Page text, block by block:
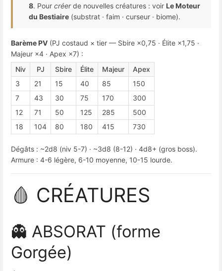
8. Pour créerde nouvelles créatures : voir Le Moteur
du Bestiaire (substrat · faim · curseur · biome).
Barème PV (PJ costaud × tier — Sbire ×0,75 · Élite ×1,75 ·
Majeur ×4 · Apex ×7) :
Niv
PJ Sbire Élite Majeur
Apex
3
21 15 40 85
150
7
43 30 75 170
300
12
71 50 125 285
500
18
104 80 180 415 730
Dégâts : ~2d8 (niv 5-7) · ~3d8 (8-12) · 4d8+ (gros boss).
Armure : 4-6 légère, 6-10 moyenne, 10-15 lourde.
🩸 CRÉATURES
👻 ABSORAT (forme
Gorgée)